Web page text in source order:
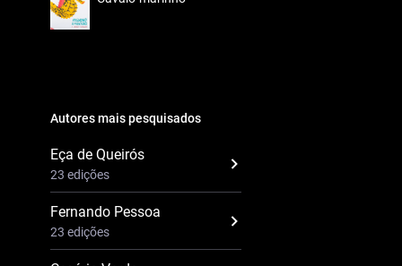
Autores mais pesquisados
Eça de Queirós
23 edições
Fernando Pessoa
23 edições